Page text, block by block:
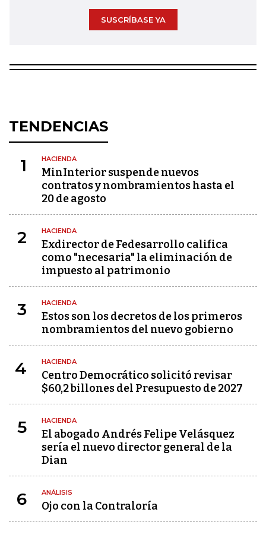
SUSCRÍBASE YA
TENDENCIAS
1 HACIENDA
MinInterior suspende nuevos
contratos y nombramientos hasta el
20 de agosto
2 HACIENDA
Exdirector de Fedesarrollo califica
como "necesaria" la eliminación de
impuesto al patrimonio
3 HACIENDA
Estos son los decretos de los primeros
nombramientos del nuevo gobierno
4 HACIENDA
Centro Democrático solicitó revisar
$60,2 billones del Presupuesto de 2027
5 HACIENDA
El abogado Andrés Felipe Velásquez
sería el nuevo director general de la
Dian
6 ANÁLISIS
Ojo con la Contraloría